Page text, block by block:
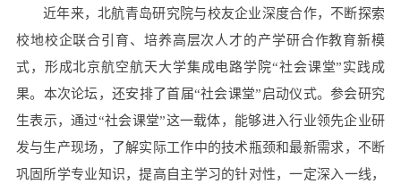
近年来，北航青岛研究院与校友企业深度合作，不断探索
校地校企联合引育、培养高层次人才的产学研合作教育新模
式，形成北京航空航天大学集成电路学院“社会课堂”实践成
果。本次论坛，还安排了首届“社会课堂”启动仪式。参会研究
生表示，通过“社会课堂”这一载体，能够进入行业领先企业研
发与生产现场，了解实际工作中的技术瓶颈和最新需求，不断
巩固所学专业知识，提高自主学习的针对性，一定深入一线，